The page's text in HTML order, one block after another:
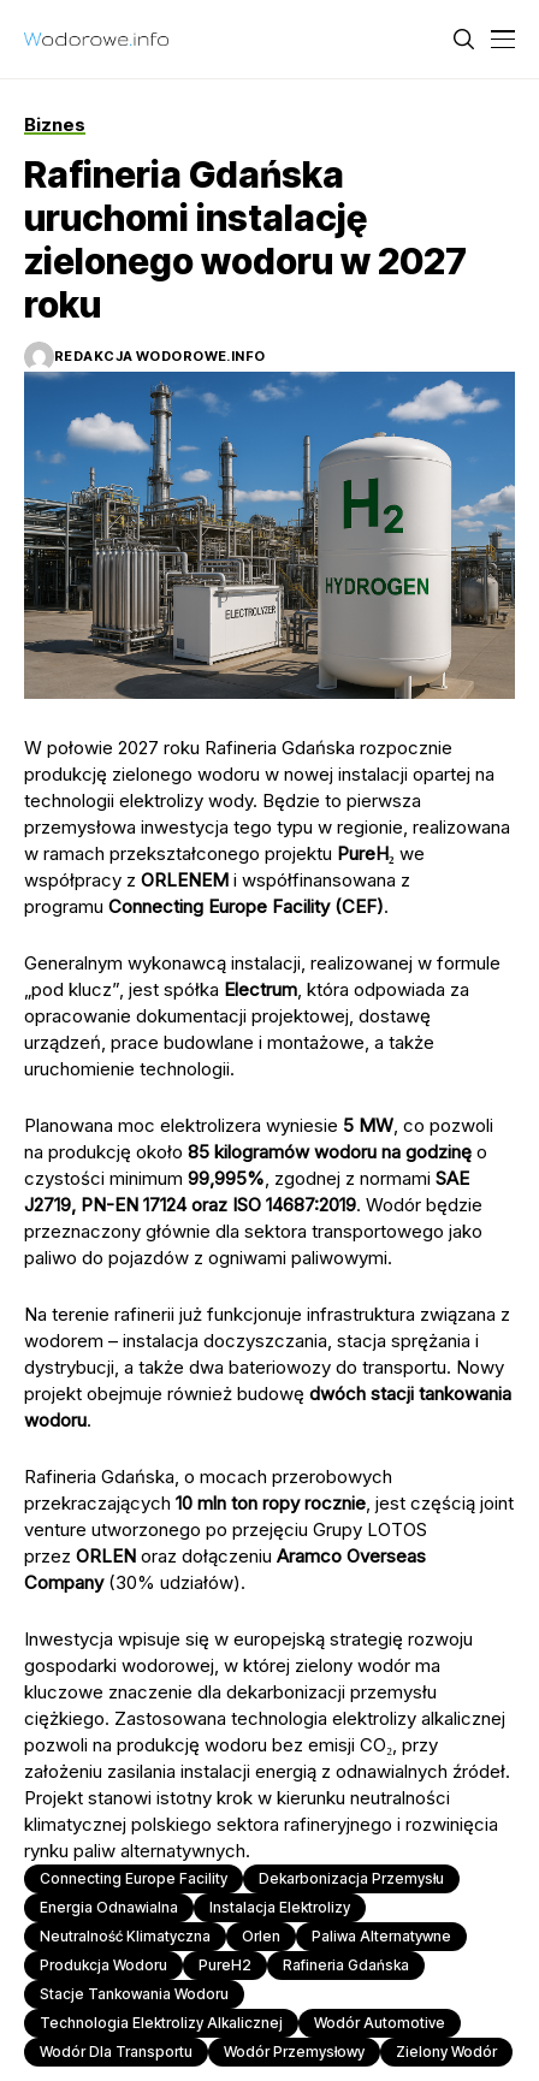
Biznes
Rafineria Gdańska
uruchomi instalację
zielonego wodoru w 2027
roku
REDAKCJA WODOROWE.INFO
W połowie 2027 roku Rafineria Gdańska rozpocznie
produkcję zielonego wodoru w nowej instalacji opartej na
technologii elektrolizy wody. Będzie to pierwsza
przemysłowa inwestycja tego typu w regionie, realizowana
w ramach przekształconego projektu PureH₂ we
współpracy z ORLENEM i współfinansowana z
programu Connecting Europe Facility (CEF).
Generalnym wykonawcą instalacji, realizowanej w formule
„pod klucz”, jest spółka Electrum, która odpowiada za
opracowanie dokumentacji projektowej, dostawę
urządzeń, prace budowlane i montażowe, a także
uruchomienie technologii.
Planowana moc elektrolizera wyniesie 5 MW, co pozwoli
na produkcję około 85 kilogramów wodoru na godzinę o
czystości minimum 99,995%, zgodnej z normami SAE
J2719, PN-EN 17124 oraz ISO 14687:2019. Wodór będzie
przeznaczony głównie dla sektora transportowego jako
paliwo do pojazdów z ogniwami paliwowymi.
Na terenie rafinerii już funkcjonuje infrastruktura związana z
wodorem – instalacja doczyszczania, stacja sprężania i
dystrybucji, a także dwa bateriowozy do transportu. Nowy
projekt obejmuje również budowę dwóch stacji tankowania
wodoru.
Rafineria Gdańska, o mocach przerobowych
przekraczających 10 mln ton ropy rocznie, jest częścią joint
venture utworzonego po przejęciu Grupy LOTOS
przez ORLEN oraz dołączeniu Aramco Overseas
Company(30% udziałów).
Inwestycja wpisuje się w europejską strategię rozwoju
gospodarki wodorowej, w której zielony wodór ma
kluczowe znaczenie dla dekarbonizacji przemysłu
ciężkiego. Zastosowana technologia elektrolizy alkalicznej
pozwoli na produkcję wodoru bez emisji CO₂, przy
założeniu zasilania instalacji energią z odnawialnych źródeł.
Projekt stanowi istotny krok w kierunku neutralności
klimatycznej polskiego sektora rafineryjnego i rozwinięcia
rynku paliw alternatywnych.
Connecting Europe Facility
Dekarbonizacja Przemysłu
Energia Odnawialna
Instalacja Elektrolizy
Neutralność Klimatyczna
Orlen
Paliwa Alternatywne
Produkcja Wodoru
PureH2
Rafineria Gdańska
Stacje Tankowania Wodoru
Technologia Elektrolizy Alkalicznej
Wodór Automotive
Wodór Dla Transportu
Wodór Przemysłowy Zielony Wodór